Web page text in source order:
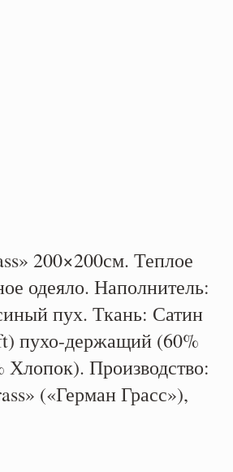
200×200см. Теплое
одеяло. Наполнитель:
пух. Ткань: Сатин
пухо-держащий (60%
Производство:
(«Герман Грасс»),